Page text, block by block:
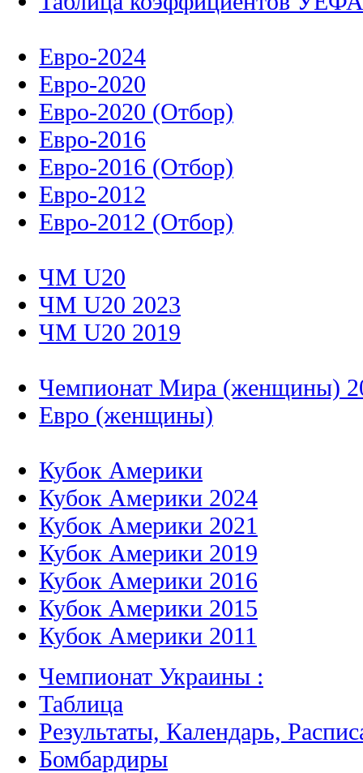
Евро-2024
Евро-2020
Евро-2020 (Отбор)
Евро-2016
Евро-2016 (Отбор)
Евро-2012
Евро-2012 (Отбор)
ЧМ U20
ЧМ U20 2023
ЧМ U20 2019
Чемпионат Мира (женщины)
Евро (женщины)
Кубок Америки
Кубок Америки 2024
Кубок Америки 2021
Кубок Америки 2019
Кубок Америки 2016
Кубок Америки 2015
Кубок Америки 2011
Чемпионат Украины :
Таблица
Результаты, Календарь,
Бомбардиры